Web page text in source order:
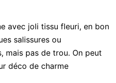
avec joli tissu fleuri, en bon
salissures ou
mais pas de trou. On peut
déco de charme